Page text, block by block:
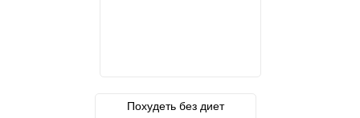
Похудеть без диет